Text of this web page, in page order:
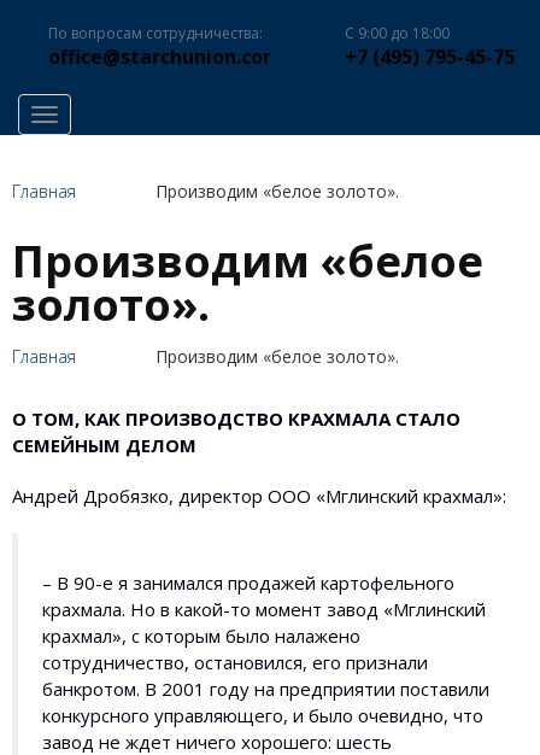
По вопросам сотрудничества:
office@starchunion.com
С 9:00 до 18:00
+7 (495) 795-45-75
Toggle navigation
Главная Производим «белое золото».
Производим «белое
золото».
Главная Производим «белое золото».
О ТОМ, КАК ПРОИЗВОДСТВО КРАХМАЛА СТАЛО
СЕМЕЙНЫМ ДЕЛОМ
Андрей Дробязко, директор ООО «Мглинский крахмал»:
– В 90-е я занимался продажей картофельного
крахмала. Но в какой-то момент завод «Мглинский
крахмал», с которым было налажено
сотрудничество, остановился, его признали
банкротом. В 2001 году на предприятии поставили
конкурсного управляющего, и было очевидно, что
завод не ждет ничего хорошего: шесть